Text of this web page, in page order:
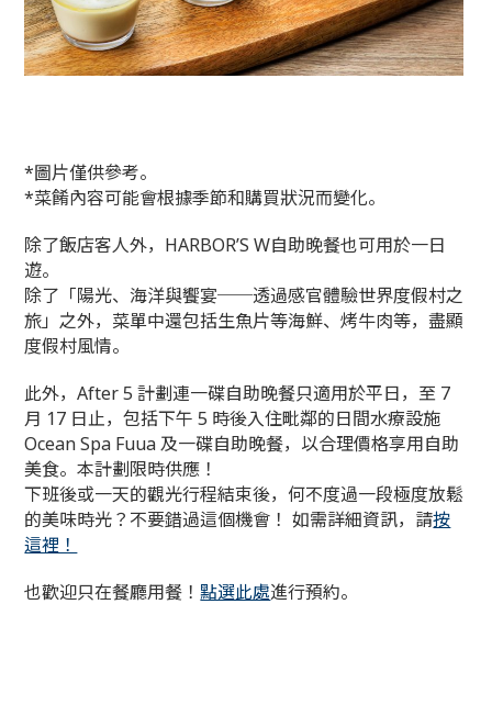
*圖片僅供參考。
*菜餚內容可能會根據季節和購買狀況而變化。
除了飯店客人外，HARBOR’S W自助晚餐也可用於一日
遊。
除了「陽光、海洋與饗宴──透過感官體驗世界度假村之
旅」之外，菜單中還包括生魚片等海鮮、烤牛肉等，盡顯
度假村風情。
此外，After 5 計劃連一碟自助晚餐只適用於平日，至 7
月 17 日止，包括下午 5 時後入住毗鄰的日間水療設施
Ocean Spa Fuua 及一碟自助晚餐，以合理價格享用自助
美食。本計劃限時供應！
下班後或一天的觀光行程結束後，何不度過一段極度放鬆
的美味時光？不要錯過這個機會！ 如需詳細資訊，請按
這裡！
也歡迎只在餐廳用餐！點選此處進行預約。